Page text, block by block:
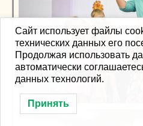
Сайт использует файлы
технических данных его
Продолжая использовать
автоматически
данных технологий.
Принять